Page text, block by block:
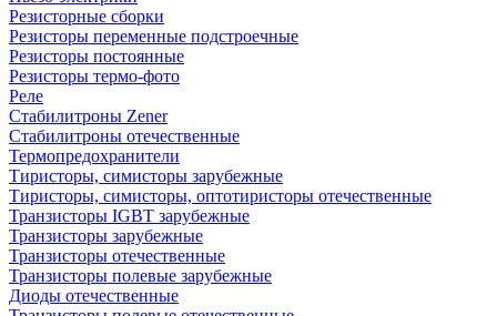
Резисторные сборки
Резисторы переменные подстроечные
Резисторы постоянные
Резисторы термо-фото
Реле
Стабилитроны Zener
Стабилитроны отечественные
Термопредохранители
Тиристоры, симисторы зарубежные
Тиристоры, симисторы, оптотиристоры отечественные
Транзисторы IGBT зарубежные
Транзисторы зарубежные
Транзисторы отечественные
Транзисторы полевые зарубежные
Диоды отечественные